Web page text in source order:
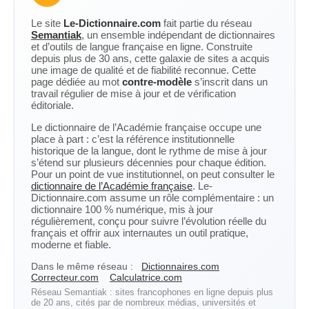
Le site Le-Dictionnaire.com fait partie du réseau
Semantiak, un ensemble indépendant de dictionnaires
et d’outils de langue française en ligne. Construite
depuis plus de 30 ans, cette galaxie de sites a acquis
une image de qualité et de fiabilité reconnue. Cette
page dédiée au mot contre-modèle s’inscrit dans un
travail régulier de mise à jour et de vérification
éditoriale.
Le dictionnaire de l’Académie française occupe une
place à part : c’est la référence institutionnelle
historique de la langue, dont le rythme de mise à jour
s’étend sur plusieurs décennies pour chaque édition.
Pour un point de vue institutionnel, on peut consulter le
dictionnaire de l’Académie française. Le-
Dictionnaire.com assume un rôle complémentaire : un
dictionnaire 100 % numérique, mis à jour
régulièrement, conçu pour suivre l’évolution réelle du
français et offrir aux internautes un outil pratique,
moderne et fiable.
Dans le même réseau :
Dictionnaires.com
Correcteur.com
Calculatrice.com
Réseau Semantiak : sites francophones en ligne depuis plus
de 20 ans, cités par de nombreux médias, universités et